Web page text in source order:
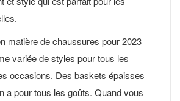
matière de chaussures pour 2023
variée de styles pour tous les
occasions. Des baskets épaisses
a pour tous les goûts. Quand vous